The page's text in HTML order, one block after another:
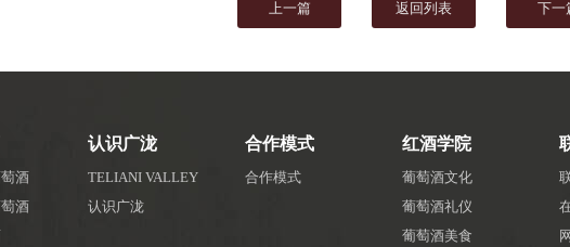
上一篇 返回列表 下一
萄酒
萄酒
认识广泷
TELIANI VALLEY
认识广泷
合作模式
合作模式
红酒学院
葡萄酒文化
葡萄酒礼仪
葡萄酒美食